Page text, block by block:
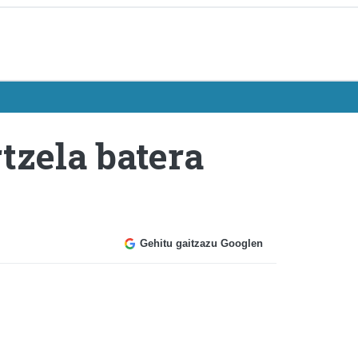
batera
Gehitu gaitzazu Googlen